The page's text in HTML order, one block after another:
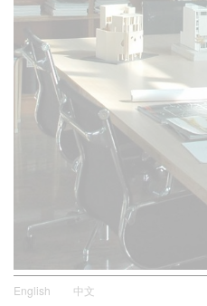
English 中文